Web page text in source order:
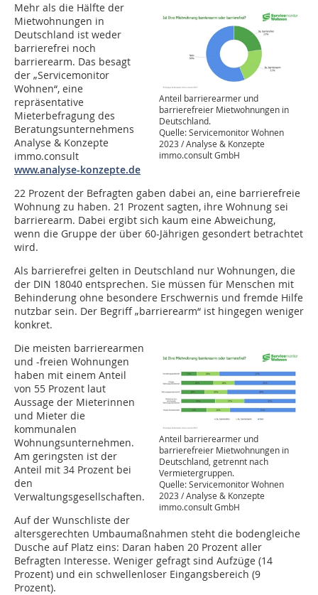
Anteil barrierearmer und
barrierefreier Mietwohnungen in
Deutschland.
Quelle: Servicemonitor Wohnen
2023 / Analyse & Konzepte
immo.consult GmbH
Mehr als die Hälfte der
Mietwohnungen in
Deutschland ist weder
barrierefrei noch
barrierearm. Das besagt
der „Servicemonitor
Wohnen“, eine
repräsentative
Mieterbefragung des
Beratungsunternehmens
Analyse & Konzepte
immo.consult
www.analyse-konzepte.de
22 Prozent der Befragten gaben dabei an, eine barrierefreie
Wohnung zu haben. 21 Prozent sagten, ihre Wohnung sei
barrierearm. Dabei ergibt sich kaum eine Abweichung,
wenn die Gruppe der über 60-Jährigen gesondert betrachtet
wird.
Als barrierefrei gelten in Deutschland nur Wohnungen, die
der DIN 18040 entsprechen. Sie müssen für Menschen mit
Behinderung ohne besondere Erschwernis und fremde Hilfe
nutzbar sein. Der Begriff „barrierearm“ ist hingegen weniger
konkret.
Anteil barrierearmer und
barrierefreier Mietwohnungen in
Deutschland, getrennt nach
Vermietergruppen.
Quelle: Servicemonitor Wohnen
2023 / Analyse & Konzepte
immo.consult GmbH
Die meisten barrierearmen
und -freien Wohnungen
haben mit einem Anteil
von 55 Prozent laut
Aussage der Mieterinnen
und Mieter die
kommunalen
Wohnungsunternehmen.
Am geringsten ist der
Anteil mit 34 Prozent bei
den
Verwaltungsgesellschaften.
Auf der Wunschliste der
altersgerechten Umbaumaßnahmen steht die bodengleiche
Dusche auf Platz eins: Daran haben 20 Prozent aller
Befragten Interesse. Weniger gefragt sind Aufzüge (14
Prozent) und ein schwellenloser Eingangsbereich (9
Prozent).